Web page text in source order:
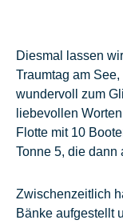
Diesmal lassen
Traumtag am
wundervoll zum
liebevollen
Flotte mit 10
Tonne 5, die dann
Zwischenzeitlich
Bänke aufgestellt